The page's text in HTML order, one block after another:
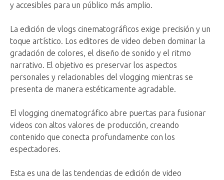
y accesibles para un público más amplio.
La edición de vlogs cinematográficos exige precisión y un
toque artístico. Los editores de video deben dominar la
gradación de colores, el diseño de sonido y el ritmo
narrativo. El objetivo es preservar los aspectos
personales y relacionables del vlogging mientras se
presenta de manera estéticamente agradable.
El vlogging cinematográfico abre puertas para fusionar
videos con altos valores de producción, creando
contenido que conecta profundamente con los
espectadores.
Esta es una de las tendencias de edición de video